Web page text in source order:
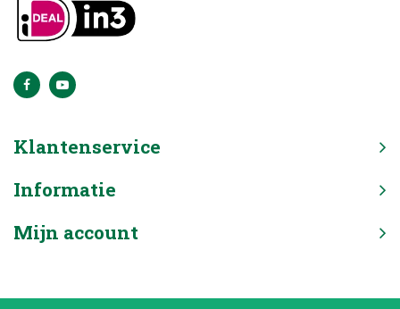
Klantenservice
Informatie
Mijn account